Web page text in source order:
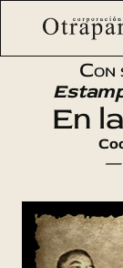
Saltar
Otraparte.org
En